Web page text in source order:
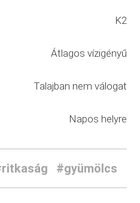
K2
Átlagos vízigényű
Talajban nem válogat
Napos helyre
#gyümölcs